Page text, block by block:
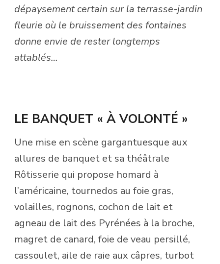
dépaysement certain sur la terrasse-jardin
fleurie où le bruissement des fontaines
donne envie de rester longtemps
attablés…
LE BANQUET « À VOLONTÉ »
Une mise en scène gargantuesque aux
allures de banquet et sa théâtrale
Rôtisserie qui propose homard à
l’américaine, tournedos au foie gras,
volailles, rognons, cochon de lait et
agneau de lait des Pyrénées à la broche,
magret de canard, foie de veau persillé,
cassoulet, aile de raie aux câpres, turbot